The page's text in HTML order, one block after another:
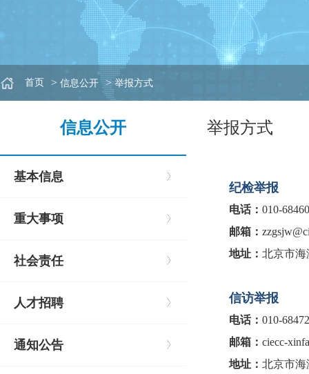
首页 > 信息公开 >举报方式
信息公开
基本信息
重大事项
社会责任
人才招聘
通知公告
举报方式
纪检举报
电话： 010-
邮箱：
地址： 北京市
信访举报
电话： 010-
邮箱： ciecc-
地址： 北京市海